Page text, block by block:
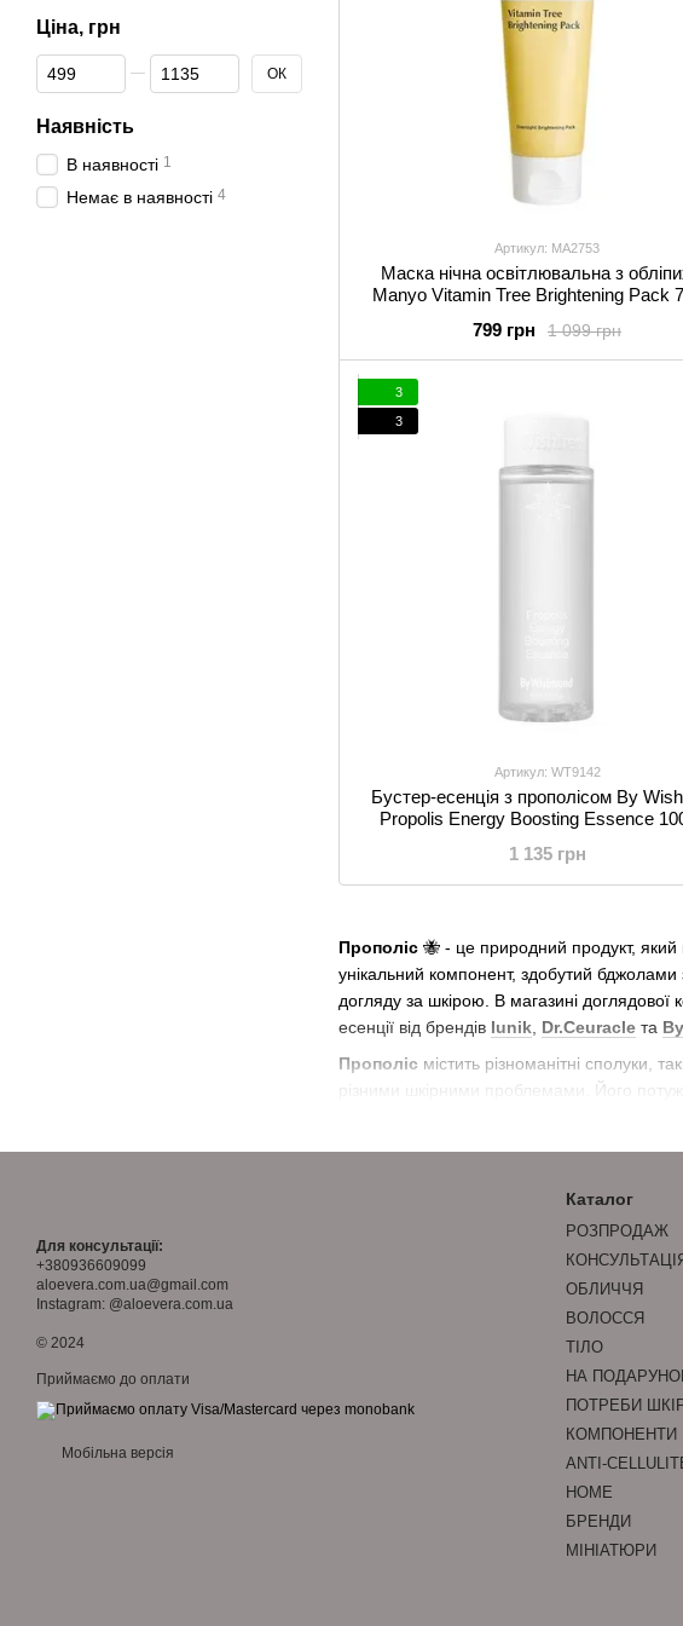
Прополіс 🐝 - це природний продукт,
унікальний компонент, здобутий бджолами
догляду за шкірою. В магазині доглядової
есенції від брендів Iunik Dr.Ceuracle та
Прополіс містить різноманітні сполуки,
різними шкірними проблемами. Його
Артикул: MA2753
Маска нічна освітлювальна з
Manyo Vitamin Tree Brightening Pack
1 099 грн
799 грн
3
3
Артикул: WT9142
Бустер-есенція з прополісом By
Propolis Energy Boosting Essence
1 135 грн
Ціна, грн
Від Ціна, грн
До Ціна, грн ОК
Наявність
В наявності 1
Немає в наявності 4
Для консультації:
+380936609099
aloevera.com.ua@gmail.com
Instagram: @aloevera.com.ua
© 2024
Приймаємо до оплати
Мобільна версія
Каталог
РОЗПРОДАЖ
ОБЛИЧЧЯ
ВОЛОССЯ
ТІЛО
НА
ПОТРЕБИ
КОМПОНЕНТИ
ANTI-
HOME
БРЕНДИ
МІНІАТЮРИ